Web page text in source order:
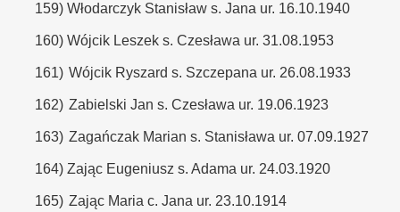
159) Włodarczyk Stanisław s. Jana ur. 16.10.1940
160) Wójcik Leszek s. Czesława ur. 31.08.1953
161) Wójcik Ryszard s. Szczepana ur. 26.08.1933
162) Zabielski Jan s. Czesława ur. 19.06.1923
163) Zagańczak Marian s. Stanisława ur. 07.09.1927
164) Zając Eugeniusz s. Adama ur. 24.03.1920
165) Zając Maria c. Jana ur. 23.10.1914